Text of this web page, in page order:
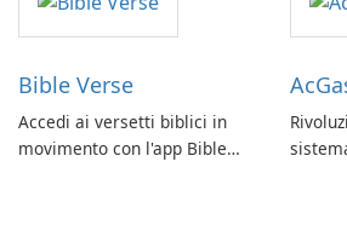
Bible Verse
Accedi ai versetti biblici in
movimento con l'app Bible